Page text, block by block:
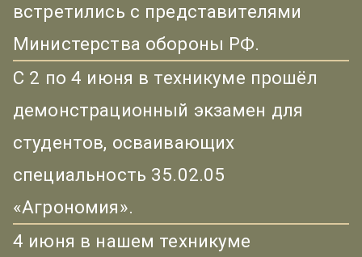
встретились с представителями
Министерства обороны РФ.
С 2 по 4 июня в техникуме прошёл
демонстрационный экзамен для
студентов, осваивающих
специальность 35.02.05
«Агрономия».
4 июня в нашем техникуме